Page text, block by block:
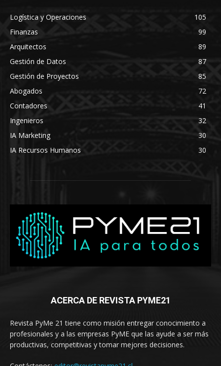
Logística y Operaciones
105
Finanzas
99
Arquitectos
89
Gestión de Datos
87
Gestión de Proyectos
85
Abogados
72
Contadores
41
Ingenieros
32
IA Marketing
30
IA Recursos Humanos
30
ACERCA DE REVISTA PYME21
Revista PyMe 21 tiene como misión entregar conocimiento a
profesionales y a las empresas PyME que las ayude a ser más
productivas, competitivas y tomar mejores decisiones.